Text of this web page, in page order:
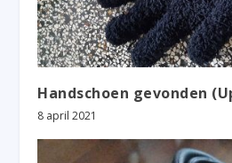
Handschoen gevonden
8 april 2021